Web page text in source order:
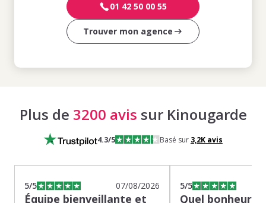
01 42 50 00 55
Trouver mon agence
Plus de 3200 avis sur Kinougarde
4.3/5 Basé sur 3,2Kavis
5/5 07/08/2026
Équipe bienveillante et
5/5
Quel bonheur